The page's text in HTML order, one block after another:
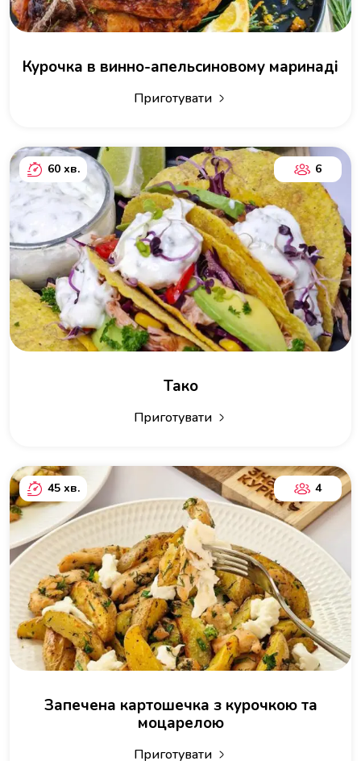
Курочка в винно-апельсиновому маринаді
Приготувати
60 хв. 6
Тако
Приготувати
45 хв. 4
Запечена картошечка з курочкою та
моцарелою
Приготувати